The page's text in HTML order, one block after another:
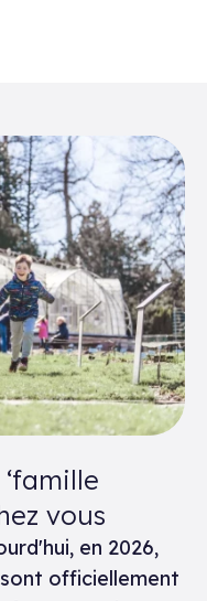
vous
en 2026,
officiellement